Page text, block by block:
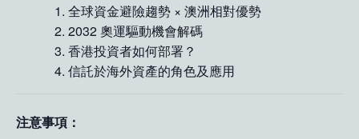
全球資金避險趨勢 × 澳洲相對優勢
2032 奧運驅動機會解碼
香港投資者如何部署？
信託於海外資產的角色及應用
注意事項：